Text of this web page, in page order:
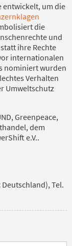
entwickelt, um die
die
und
ihre Rechte
internationalen
nominiert wurden
Verhalten
Umweltschutz
Greenpeace,
dem
e.V..
Tel.